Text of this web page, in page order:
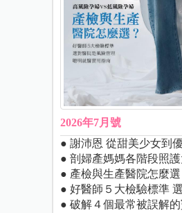
2026年7月號
● 謝沛恩 從甜美少女到
● 剖婦產媽媽各階段照
● 產檢與生產醫院怎麼選
● 好醫師５大檢驗標準
● 破解４個最常被誤解